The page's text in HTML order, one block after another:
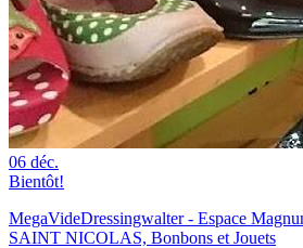
06 déc.
Bientôt!
MegaVideDressingwalter - Espace
SAINT NICOLAS, Bonbons et Jouets